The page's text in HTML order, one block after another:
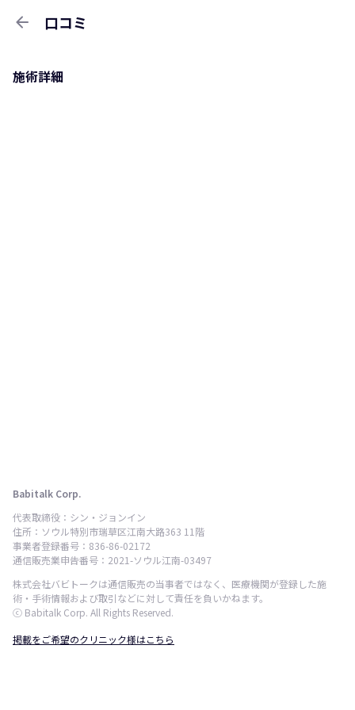
arrow_back 口コミ
施術詳細
Babitalk Corp.
代表取締役：シン・ジョンイン
住所：ソウル特別市瑞草区江南大路363 11階
事業者登録番号：836-86-02172
通信販売業申告番号：2021-ソウル江南-03497
株式会社バビトークは通信販売の当事者ではなく、医療機関が登録した施
術・手術情報および取引などに対して責任を負いかねます。
ⓒ Babitalk Corp. All Rights Reserved.
掲載をご希望のクリニック様はこちら